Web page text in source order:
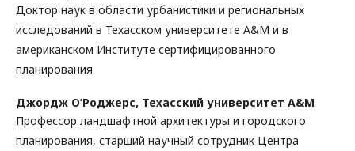
Доктор наук в области урбанистики и региональных
исследований в Техасском университете A&M и в
американском Институте сертифицированного
планирования
Джордж О’Роджерс, Техасский университет A&M
Профессор ландшафтной архитектуры и городского
планирования, старший научный сотрудник Центра